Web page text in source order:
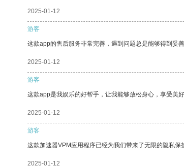
2025-01-12
游客
这款app的售后服务非常完善，遇到问题总是能够得到妥
2025-01-12
游客
这款app是我娱乐的好帮手，让我能够放松身心，享受美好
2025-01-12
游客
这款加速器VPM应用程序已经为我们带来了无限的隐私保
2025-01-12